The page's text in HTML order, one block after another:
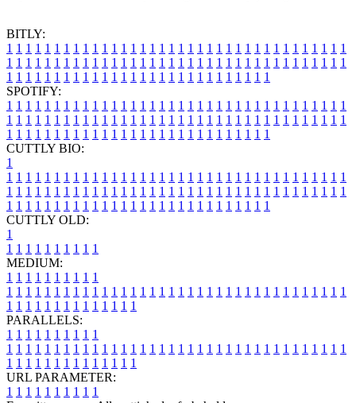
BITLY:
1 1 1 1 1 1 1 1 1 1 1 1 1 1 1 1 1 1 1 1 1 1 1 1 1 1 1 1 1 1 1 1 1 1 1 1
1 1 1 1 1 1 1 1 1 1 1 1 1 1 1 1 1 1 1 1 1 1 1 1 1 1 1 1 1 1 1 1 1 1 1 1
1 1 1 1 1 1 1 1 1 1 1 1 1 1 1 1 1 1 1 1 1 1 1 1 1 1 1 1
SPOTIFY:
1 1 1 1 1 1 1 1 1 1 1 1 1 1 1 1 1 1 1 1 1 1 1 1 1 1 1 1 1 1 1 1 1 1 1 1
1 1 1 1 1 1 1 1 1 1 1 1 1 1 1 1 1 1 1 1 1 1 1 1 1 1 1 1 1 1 1 1 1 1 1 1
1 1 1 1 1 1 1 1 1 1 1 1 1 1 1 1 1 1 1 1 1 1 1 1 1 1 1 1
CUTTLY BIO:
1
1 1 1 1 1 1 1 1 1 1 1 1 1 1 1 1 1 1 1 1 1 1 1 1 1 1 1 1 1 1 1 1 1 1 1 1
1 1 1 1 1 1 1 1 1 1 1 1 1 1 1 1 1 1 1 1 1 1 1 1 1 1 1 1 1 1 1 1 1 1 1 1
1 1 1 1 1 1 1 1 1 1 1 1 1 1 1 1 1 1 1 1 1 1 1 1 1 1 1 1
CUTTLY OLD:
1
1 1 1 1 1 1 1 1 1 1
MEDIUM:
1 1 1 1 1 1 1 1 1 1
1 1 1 1 1 1 1 1 1 1 1 1 1 1 1 1 1 1 1 1 1 1 1 1 1 1 1 1 1 1 1 1 1 1 1 1
1 1 1 1 1 1 1 1 1 1 1 1 1 1
PARALLELS:
1 1 1 1 1 1 1 1 1 1
1 1 1 1 1 1 1 1 1 1 1 1 1 1 1 1 1 1 1 1 1 1 1 1 1 1 1 1 1 1 1 1 1 1 1 1
1 1 1 1 1 1 1 1 1 1 1 1 1 1
URL PARAMETER:
1 1 1 1 1 1 1 1 1 1